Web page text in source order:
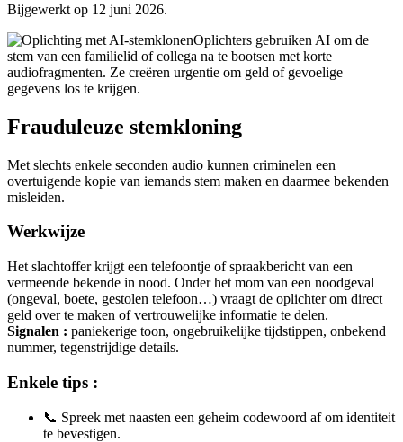
Bijgewerkt op 12 juni 2026.
Oplichters gebruiken AI om de
stem van een familielid of collega na te bootsen met korte
audiofragmenten. Ze creëren urgentie om geld of gevoelige
gegevens los te krijgen.
Frauduleuze stemkloning
Met slechts enkele seconden audio kunnen criminelen een
overtuigende kopie van iemands stem maken en daarmee bekenden
misleiden.
Werkwijze
Het slachtoffer krijgt een telefoontje of spraakbericht van een
vermeende bekende in nood. Onder het mom van een noodgeval
(ongeval, boete, gestolen telefoon…) vraagt de oplichter om direct
geld over te maken of vertrouwelijke informatie te delen.
Signalen : paniekerige toon, ongebruikelijke tijdstippen, onbekend
nummer, tegenstrijdige details.
Enkele tips :
📞 Spreek met naasten een geheim codewoord af om identiteit
te bevestigen.